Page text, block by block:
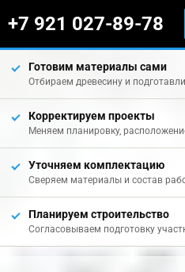
+7 921 027-89-78
Готовим материалы сами
Отбираем древесину и
Корректируем проекты
Меняем планировку,
Уточняем комплектацию
Сверяем материалы и состав
Планируем строительство
Согласовываем подготовку